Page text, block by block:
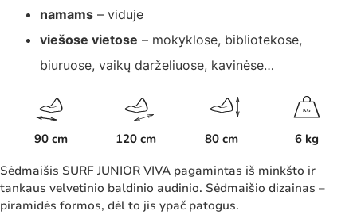
namams – viduje
viešose vietose – mokyklose, bibliotekose,
biuruose, vaikų darželiuose, kavinėse…
90 cm 120 cm 80 cm
KG
6 kg
Sėdmaišis SURF JUNIOR VIVA pagamintas iš minkšto ir
tankaus velvetinio baldinio audinio. Sėdmaišio dizainas –
piramidės formos, dėl to jis ypač patogus.